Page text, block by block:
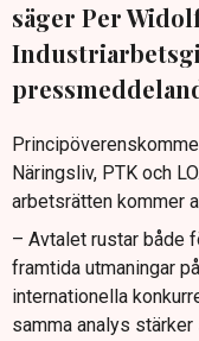
säger Per
Näringsliv, PTK och
arbetsrätten kommer
– Avtalet rustar både
framtida utmaningar
internationella
samma analys